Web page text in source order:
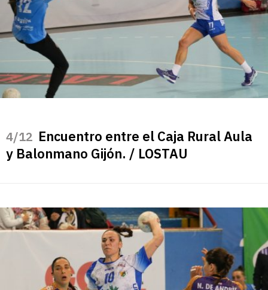
/12 Encuentro entre el Caja Rural Aula
y Balonmano Gijón. / LOSTAU